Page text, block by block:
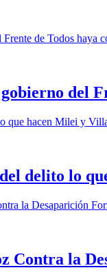
del
delito lo
Contra la